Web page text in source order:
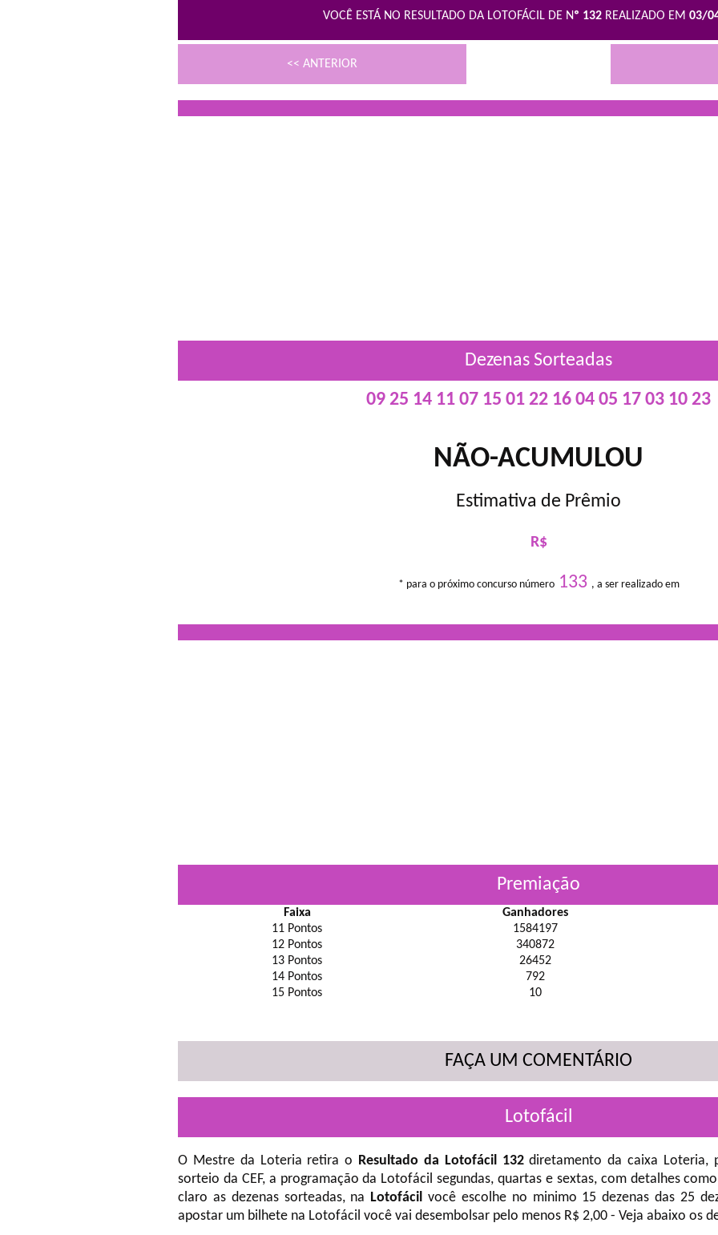
VOCÊ ESTÁ NO RESULTADO DA LOTOFÁCIL DE Nº 132 REALIZADO EM 03/
<< ANTERIOR
Dezenas Sorteadas
09 25 14 11 07 15 01 22 16 04 05 17 03 10 23
NÃO-ACUMULOU
Estimativa de Prêmio
R$
* para o próximo concurso número133 , a ser realizado em
Premiação
Faixa Ganhadores
11 Pontos
1584197
12 Pontos
340872
13 Pontos
26452
14 Pontos
792
15 Pontos
10
FAÇA UM COMENTÁRIO
Lotofácil
O Mestre da Loteria retira o Resultado da Lotofácil 132diretamento da caixa Loteria,
sorteio da CEF, a programação da Lotofácil segundas, quartas e sextas, com detalhes
claro as dezenas sorteadas, na Lotofácil você escolhe no minimo 15 dezenas das 25
apostar um bilhete na Lotofácil você vai desembolsar pelo menos R$ 2,00 - Veja abaixo os